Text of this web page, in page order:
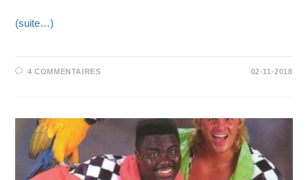
(suite…)
4 COMMENTAIRES 02-11-2018